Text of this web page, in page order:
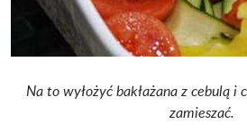
Na to wyłożyć bakłażana z cebulą i
zamieszać.